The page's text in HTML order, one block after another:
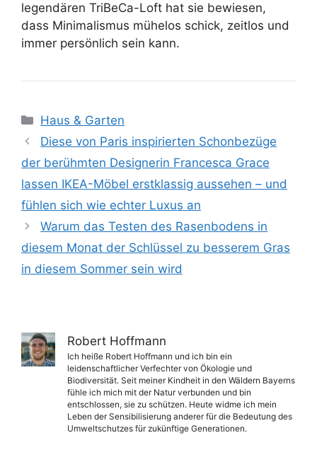
legendären TriBeCa-Loft hat sie bewiesen,
dass Minimalismus mühelos schick, zeitlos und
immer persönlich sein kann.
Kategorien
Haus & Garten
Diese von Paris inspirierten Schonbezüge
der berühmten Designerin Francesca Grace
lassen IKEA-Möbel erstklassig aussehen – und
fühlen sich wie echter Luxus an
Warum das Testen des Rasenbodens in
diesem Monat der Schlüssel zu besserem Gras
in diesem Sommer sein wird
Robert Hoffmann
Ich heiße Robert Hoffmann und ich bin ein
leidenschaftlicher Verfechter von Ökologie und
Biodiversität. Seit meiner Kindheit in den Wäldern Bayerns
fühle ich mich mit der Natur verbunden und bin
entschlossen, sie zu schützen. Heute widme ich mein
Leben der Sensibilisierung anderer für die Bedeutung des
Umweltschutzes für zukünftige Generationen.